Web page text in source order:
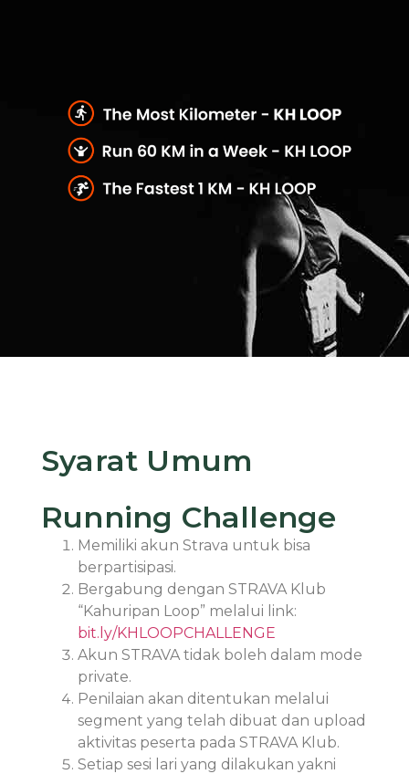
Syarat Umum
Running Challenge
Memiliki akun Strava untuk bisa
berpartisipasi.
Bergabung dengan STRAVA Klub
“Kahuripan Loop” melalui link:
bit.ly/KHLOOPCHALLENGE
Akun STRAVA tidak boleh dalam mode
private.
Penilaian akan ditentukan melalui
segment yang telah dibuat dan upload
aktivitas peserta pada STRAVA Klub.
Setiap sesi lari yang dilakukan yakni